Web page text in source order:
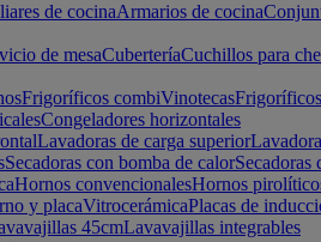
de cocinaArmarios de cocina
de mesaCuberteríaCuchillos para
Frigoríficos combiVinotecas
Congeladores horizontales
Lavadoras de carga superior
Secadoras con bomba de calorSecadoras
Hornos convencionalesHornos
y placaVitrocerámicaPlacas de
45cmLavavajillas integrables